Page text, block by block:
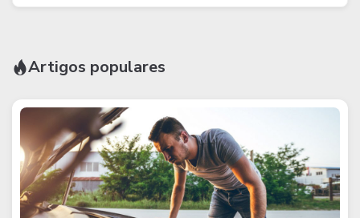
Artigos populares